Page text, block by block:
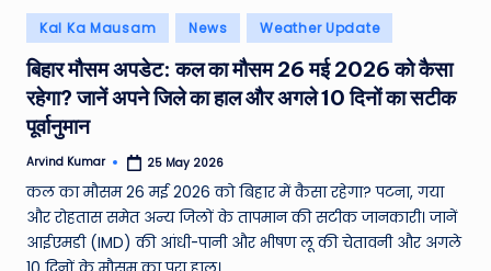
w
s
A
ro
u
n
d
Posted
in
Kal Ka Mausam News Weather Update
बिहार मौसम अपडेट: कल का मौसम 26 मई 2026 को कैसा
रहेगा? जानें अपने जिले का हाल और अगले 10 दिनों का सटीक
पूर्वानुमान
Posted
Arvind Kumar 25 May 2026
कल का मौसम 26 मई 2026 को बिहार में कैसा रहेगा? पटना, गया
और रोहतास समेत अन्य जिलों के तापमान की सटीक जानकारी। जानें
आईएमडी (IMD) की आंधी-पानी और भीषण लू की चेतावनी और अगले